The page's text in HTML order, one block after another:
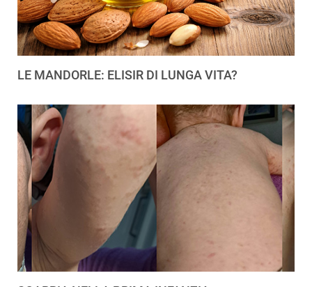
LE MANDORLE: ELISIR DI LUNGA VITA?